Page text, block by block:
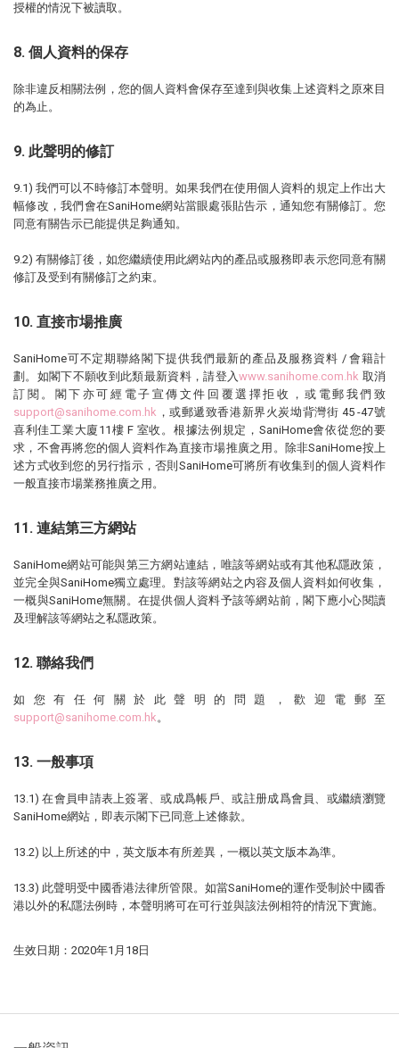
授權的情況下被讀取。
8. 個人資料的保存
除非違反相關法例，您的個人資料會保存至達到與收集上述資料之原來目
的為止。
9. 此聲明的修訂
9.1) 我們可以不時修訂本聲明。如果我們在使用個人資料的規定上作出大
幅修改，我們會在SaniHome網站當眼處張貼告示，通知您有關修訂。您
同意有關告示已能提供足夠通知。
9.2) 有關修訂後，如您繼續使用此網站內的產品或服務即表示您同意有關
修訂及受到有關修訂之約束。
10. 直接市場推廣
SaniHome可不定期聯絡閣下提供我們最新的產品及服務資料 / 會籍計
劃。如閣下不願收到此類最新資料，請登入www.sanihome.com.hk 取消
訂閱。閣下亦可經電子宣傳文件回覆選擇拒收，或電郵我們致
support@sanihome.com.hk ，或郵遞致香港新界火炭坳背灣街 45 -47號
喜利佳工業大廈11樓 F 室收。根據法例規定，SaniHome會依從您的要
求，不會再將您的個人資料作為直接市場推廣之用。除非SaniHome按上
述方式收到您的另行指示，否則SaniHome可將所有收集到的個人資料作
一般直接市場業務推廣之用。
11. 連結第三方網站
SaniHome網站可能與第三方網站連結，唯該等網站或有其他私隱政策，
並完全與SaniHome獨立處理。對該等網站之内容及個人資料如何收集，
一概與SaniHome無關。在提供個人資料予該等網站前，閣下應小心閱讀
及理解該等網站之私隱政策。
12. 聯絡我們
如您有任何關於此聲明的問題，歡迎電郵至
support@sanihome.com.hk。
13. 一般事項
13.1) 在會員申請表上簽署、或成爲帳戶、或註册成爲會員、或繼續瀏覽
SaniHome網站，即表示閣下已同意上述條款。
13.2) 以上所述的中，英文版本有所差異，一概以英文版本為準。
13.3) 此聲明受中國香港法律所管限。如當SaniHome的運作受制於中國香
港以外的私隱法例時，本聲明將可在可行並與該法例相符的情況下實施。
生效日期：2020年1月18日